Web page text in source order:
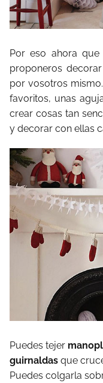
Por eso ahora
proponeros
por vosotros
favoritos, unas
crear cosas tan
y decorar con ellas
Puedes tejer
guirnaldas que
Puedes colgarla